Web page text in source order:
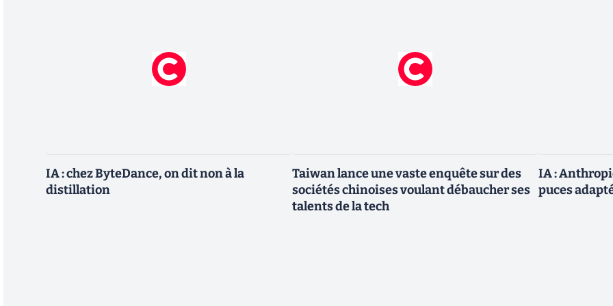
IA : chez ByteDance, on dit non à la
distillation
Taiwan lance une vaste enquête sur des
sociétés chinoises voulant débaucher ses
talents de la tech
IA :
puces